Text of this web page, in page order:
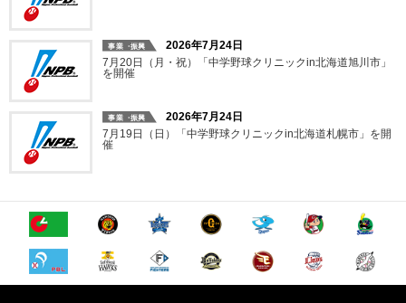
2026年7月24日
7月20日（月・祝）「中学野球クリニックin北海道旭川市」
を開催
2026年7月24日
7月19日（日）「中学野球クリニックin北海道札幌市」を開
催